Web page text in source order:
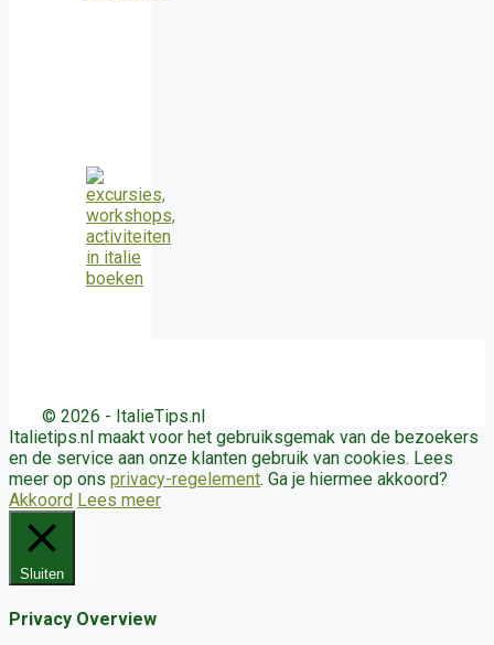
© 2026 - ItalieTips.nl
Italietips.nl maakt voor het gebruiksgemak van de bezoekers
en de service aan onze klanten gebruik van cookies. Lees
meer op ons privacy-regelement. Ga je hiermee akkoord?
Akkoord Lees meer
Sluiten
Privacy Overview